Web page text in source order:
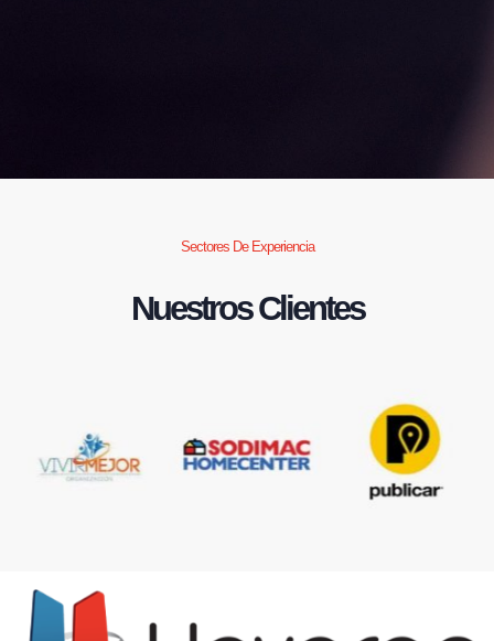
Sectores De Experiencia
Nuestros Clientes